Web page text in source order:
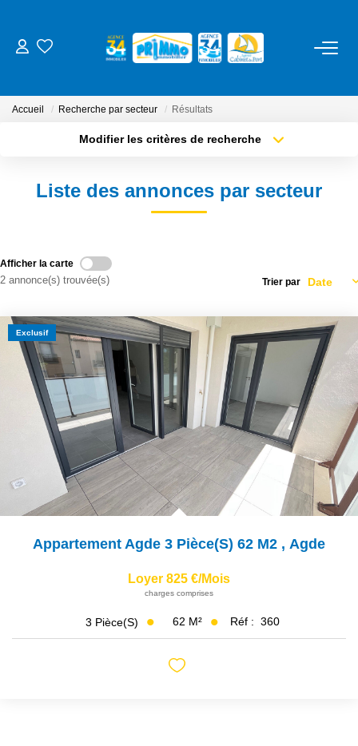
Location Cure / Vacances
NOS AGENCES
Qui Sommes Nous
Notre Équipe
Nos Actualités
Avis Clients
CONTACT
EN
Accueil Recherche par secteur Résultats
Modifier les critères de recherche
Type de bien
Surface min
Créer une alerte
Liste des annonces par secteur
Afficher la carte
2 annonce(s) trouvée(s) Trier par
Exclusif
Appartement Agde 3 Pièce(s) 62 M2 , Agde
Loyer 825 €/mois
charges comprises
3 Pièce(s) 62 M² Réf : 360